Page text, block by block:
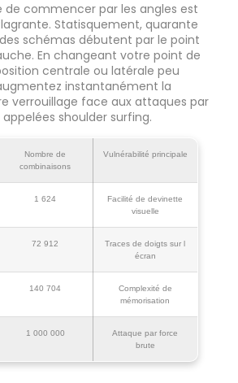
de commencer par les angles est
Statisquement, quarante
schémas débutent par le point
En changeant votre point de
centrale ou latérale peu
instantanément la
verrouillage face aux attaques par
shoulder surfing.
Nombre de
combinaisons
Vulnérabilité principale
1 624
Facilité de devinette
visuelle
72 912
Traces de doigts sur l
écran
140 704
Complexité de
mémorisation
1 000 000
Attaque par force
brute